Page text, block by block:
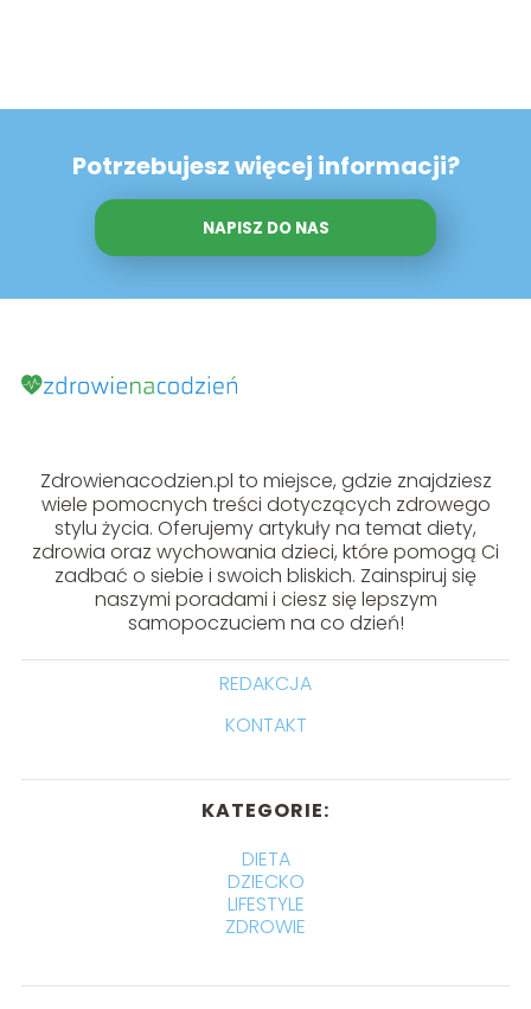
Potrzebujesz więcej informacji?
NAPISZ DO NAS
Zdrowienacodzien.pl to miejsce, gdzie znajdziesz
wiele pomocnych treści dotyczących zdrowego
stylu życia. Oferujemy artykuły na temat diety,
zdrowia oraz wychowania dzieci, które pomogą Ci
zadbać o siebie i swoich bliskich. Zainspiruj się
naszymi poradami i ciesz się lepszym
samopoczuciem na co dzień!
REDAKCJA
KONTAKT
KATEGORIE:
DIETA
DZIECKO
LIFESTYLE
ZDROWIE